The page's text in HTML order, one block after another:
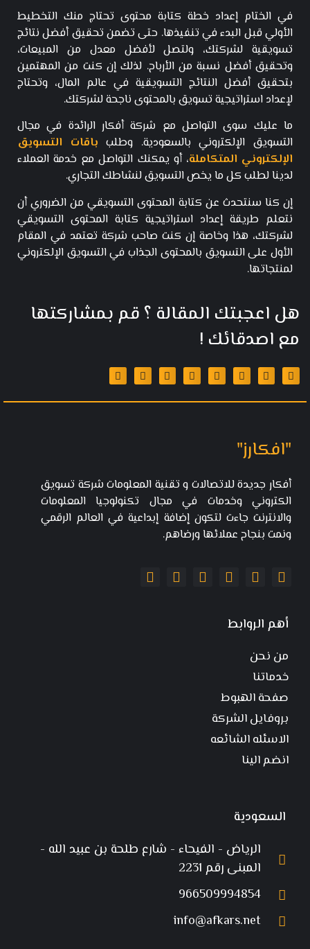
في الختام إعداد خطة كتابة محتوى تحتاج منك التخطيط
الأولي قبل البدء في تنفيذها. حتى تضمن تحقيق أفضل نتائج
تسويقية لشركتك، ولتصل لأفضل معدل من المبيعات،
وتحقيق أفضل نسبة من الأرباح. لذلك إن كنت من المهتمين
بتحقيق أفضل النتائج التسويقية في عالم المال، وتحتاج
لإعداد استراتيجية تسويق بالمحتوى ناجحة لشركتك.
ما عليك سوى التواصل مع شركة أفكار الرائدة في مجال
التسويق الإلكتروني بالسعودية. وطلب باقات التسويق
الإلكتروني المتكاملة، أو يمكنك التواصل مع خدمة العملاء
لدينا لطلب كل ما يخص التسويق لنشاطك التجاري.
إن كنا سنتحدث عن كتابة المحتوى التسويقي من الضروري أن
نتعلم طريقة إعداد استراتيجية كتابة المحتوى التسويقي
لشركتك، هذا وخاصة إن كنت صاحب شركة تعتمد في المقام
الأول على التسويق بالمحتوى الجذاب في التسويق الإلكتروني
لمنتجاتها.
هل اعجبتك المقالة ؟ قم بمشاركتها
مع اصدقائك !
"افكارز"
أفكار جديدة للاتصالات و تقنية المعلومات شركة تسويق
الكتروني وخدمات في مجال تكنولوجيا المعلومات
والانترنت جاءت لتكون إضافة إبداعية في العالم الرقمي
ونمت بنجاح عملائها ورضاهم.
أهم الروابط
من نحن
خدماتنا
صفحة الهبوط
بروفايل الشركة
الاسئله الشائعه
انضم الينا
السعودية
الرياض - الفيحاء - شارع طلحة بن عبيد الله -
المبنى رقم 2231
966509994854
info@afkars.net